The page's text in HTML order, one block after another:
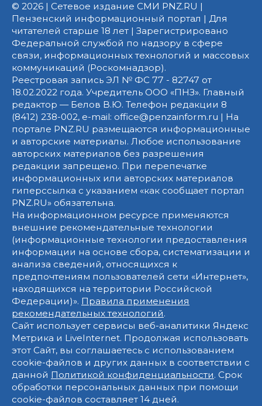
© 2026 | Сетевое издание СМИ PNZ.RU |
Пензенский информационный портал | Для
читателей старше 18 лет | Зарегистрировано
Федеральной службой по надзору в сфере
связи, информационных технологий и массовых
коммуникаций (Роскомнадзор).
Реестровая запись ЭЛ № ФС 77 - 82747 от
18.02.2022 года. Учредитель ООО «ПНЗ». Главный
редактор — Белов В.Ю. Телефон редакции 8
(8412) 238-002, e-mail: office@penzainform.ru | На
портале PNZ.RU размещаются информационные
и авторские материалы. Любое использование
авторских материалов без разрешения
редакции запрещено. При перепечатке
информационных или авторских материалов
гиперссылка с указанием «как сообщает портал
PNZ.RU» обязательна.
На информационном ресурсе применяются
внешние рекомендательные технологии
(информационные технологии предоставления
информации на основе сбора, систематизации и
анализа сведений, относящихся к
предпочтениям пользователей сети «Интернет»,
находящихся на территории Российской
Федерации)». Правила применения
рекомендательных технологий.
Сайт использует сервисы веб-аналитики Яндекс
Метрика и LiveInternet. Продолжая использовать
этот Сайт, вы соглашаетесь с использованием
cookie-файлов и других данных в соответствии с
данной Политикой конфиденциальности. Срок
обработки персональных данных при помощи
cookie-файлов составляет 14 дней.